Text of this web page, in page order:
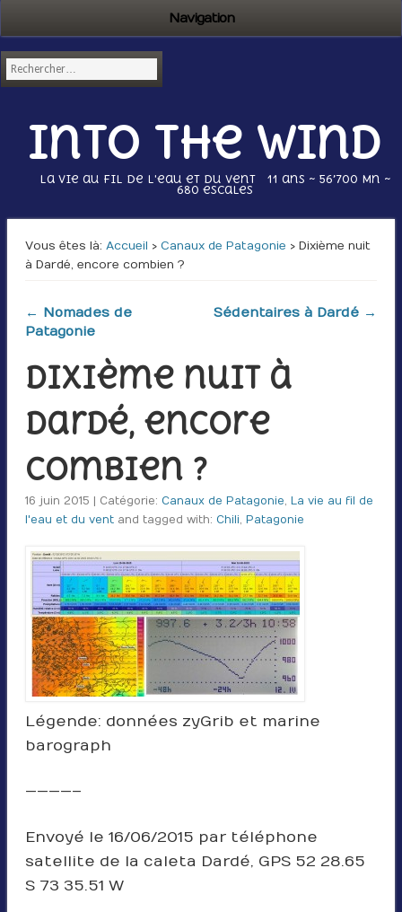
Navigation
Into the wind
La vie au fil de l'eau et du vent 11 ans ~ 56’700 Mn ~
680 escales
Vous êtes là : Accueil › Canaux de Patagonie › Dixième nuit
à Dardé, encore combien ?
← Nomades de
Patagonie
Sédentaires à Dardé →
Dixième nuit à
Dardé, encore
combien ?
16 juin 2015 | Catégorie: Canaux de Patagonie, La vie au fil de
l'eau et du ventand tagged with: Chili, Patagonie
Légende : données zyGrib et marine
barograph
————–
Envoyé le 16/06/2015 par téléphone
satellite de la caleta Dardé, GPS 52 28.65
S 73 35.51 W